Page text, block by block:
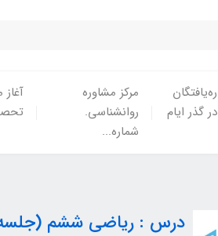
ره‌یافتگان
در گذر ایام
مرکز مشاوره
روانشناسی.
شماره...
تحصیلی
درس : ریاضی ششم (جلسه دوم)